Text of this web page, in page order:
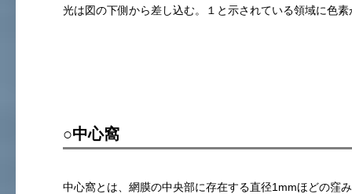
光は図の下側から差し込む。１と示されている領域に色
○中心窩
中心窩とは、網膜の中央部に存在する直径1mmほどの窪